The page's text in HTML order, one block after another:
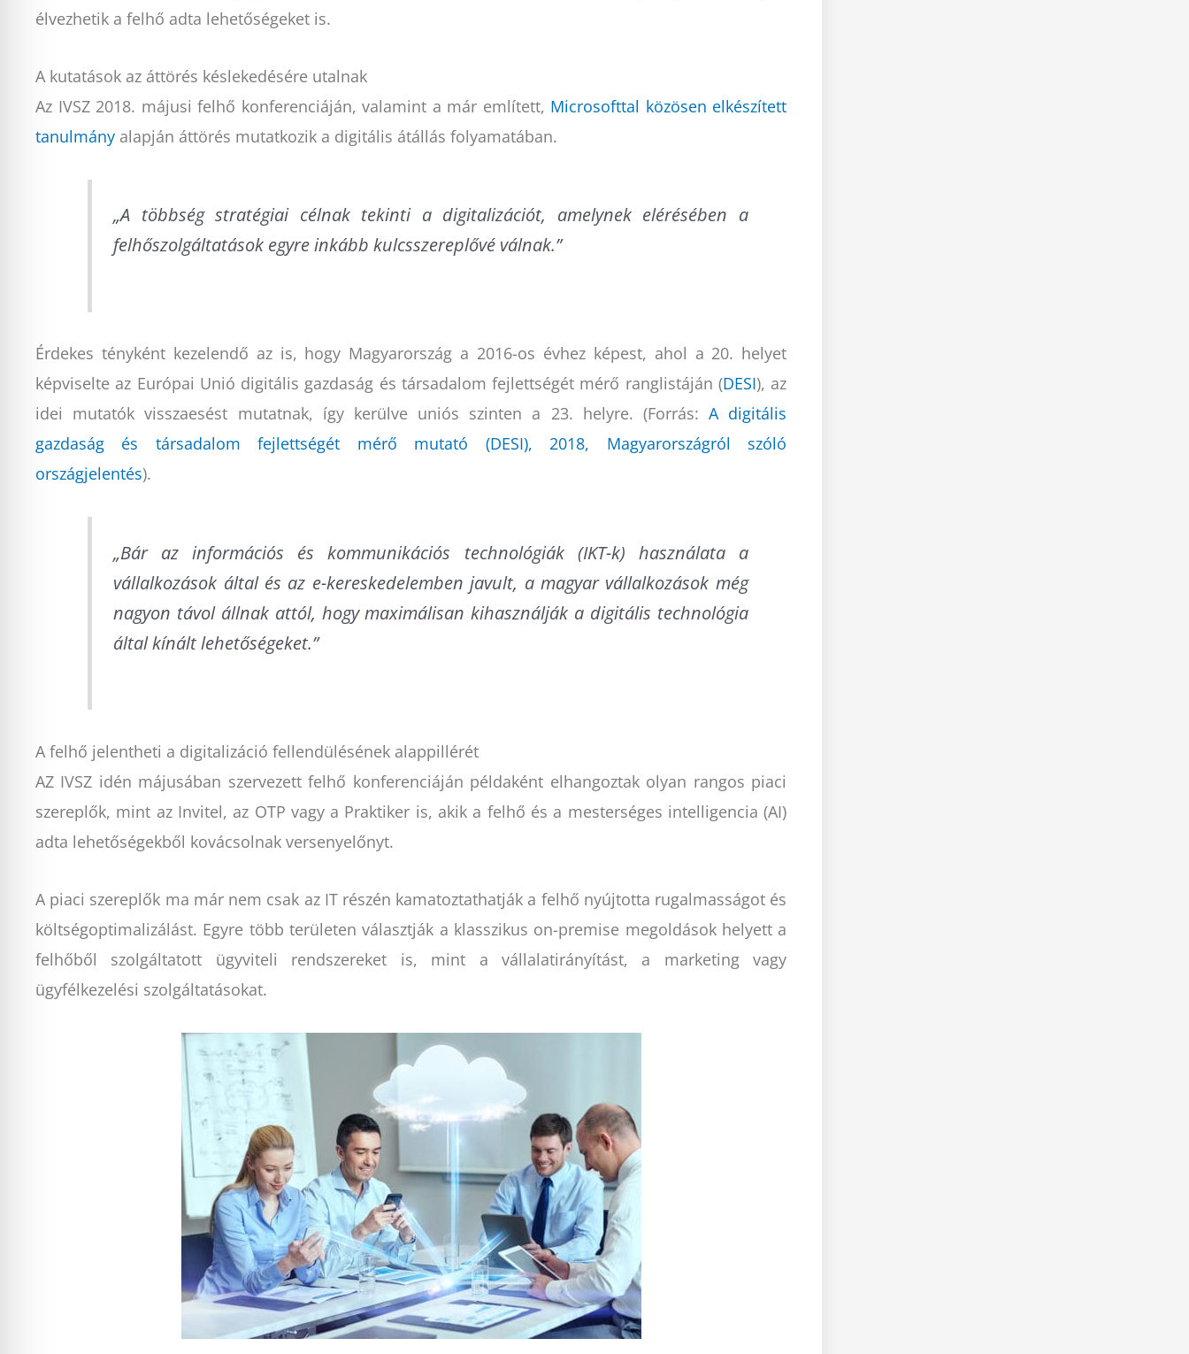
élvezhetik a felhő adta lehetőségeket is.
A kutatások az áttörés késlekedésére utalnak
Az IVSZ 2018. májusi felhő konferenciáján, valamint a már említett, Microsofttal közösen elkészített
tanulmány alapján áttörés mutatkozik a digitális átállás folyamatában.
„A többség stratégiai célnak tekinti a digitalizációt, amelynek elérésében a
felhőszolgáltatások egyre inkább kulcsszereplővé válnak.”
Érdekes tényként kezelendő az is, hogy Magyarország a 2016-os évhez képest, ahol a 20. helyet
képviselte az Európai Unió digitális gazdaság és társadalom fejlettségét mérő ranglistáján (DESI), az
idei mutatók visszaesést mutatnak, így kerülve uniós szinten a 23. helyre. (Forrás:A digitális
gazdaság és társadalom fejlettségét mérő mutató (DESI), 2018, Magyarországról szóló
országjelentés).
„Bár az információs és kommunikációs technológiák (IKT-k) használata a
vállalkozások által és az e-kereskedelemben javult, a magyar vállalkozások még
nagyon távol állnak attól, hogy maximálisan kihasználják a digitális technológia
által kínált lehetőségeket.”
A felhő jelentheti a digitalizáció fellendülésének alappillérét
AZ IVSZ idén májusában szervezett felhő konferenciáján példaként elhangoztak olyan rangos piaci
szereplők, mint az Invitel, az OTP vagy a Praktiker is, akik a felhő és a mesterséges intelligencia (AI)
adta lehetőségekből kovácsolnak versenyelőnyt.
A piaci szereplők ma már nem csak az IT részén kamatoztathatják a felhő nyújtotta rugalmasságot és
költségoptimalizálást. Egyre több területen választják a klasszikus on-premise megoldások helyett a
felhőből szolgáltatott ügyviteli rendszereket is, mint a vállalatirányítást, a marketing vagy
ügyfélkezelési szolgáltatásokat.